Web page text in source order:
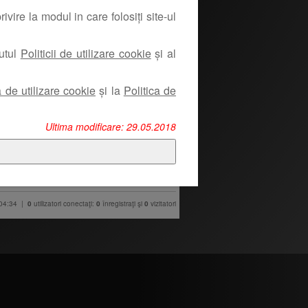
la modul in care folosiți site-ul
Politicii de utilizare cookieși al
de utilizare cookie și la Politica de
Ultima modificare: 29.05.2018
| 0 utilizatori conectaţi: 0 înregistraţi şi 0 vizitatori